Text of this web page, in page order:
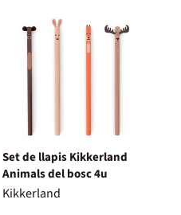
Set de llapis Kikkerland
Animals del bosc 4u
Kikkerland